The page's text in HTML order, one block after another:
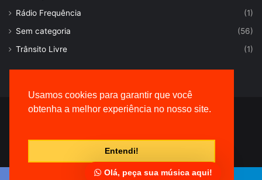
Usamos cookies para garantir que você
obtenha a melhor experiência no nosso site.
Entendi!
Olá, peça sua música aqui!
Rádio Frequência
(1)
Sem categoria
(56)
Trânsito Livre
(1)